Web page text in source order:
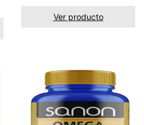
Ver producto